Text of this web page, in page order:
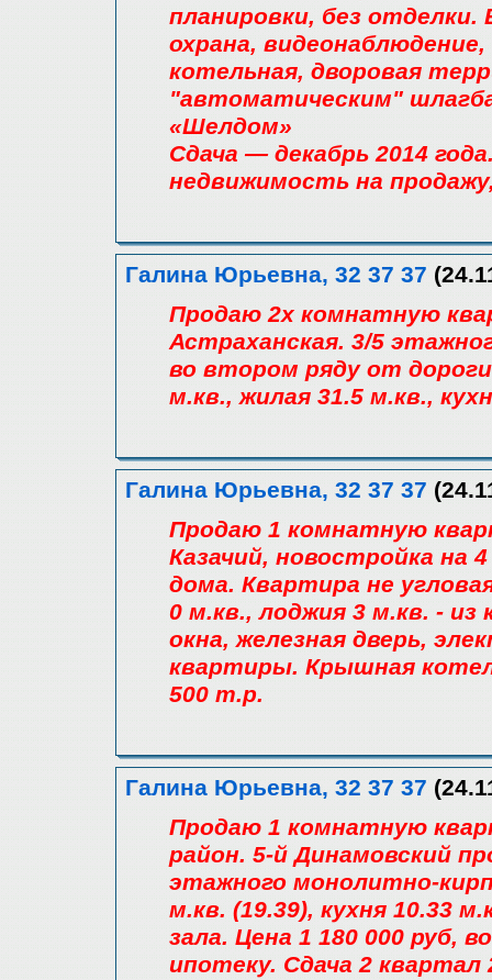
планировки, без отделки.
охрана,
котельная, дворовая
"автоматическим"
«Шелдом»
Сдача — декабрь 2014
недвижимость на
Галина Юрьевна, 32 37 37
Продаю 2х комнатную
Астраханская. 3/5
во втором ряду от
м.кв., жилая 31.5 м.кв.,
Галина Юрьевна, 32 37 37
Продаю 1 комнатную
Казачий, новостройка на
дома. Квартира не
0 м.кв., лоджия 3 м.кв. -
окна, железная дверь,
квартиры. Крышная
500 т.р.
Галина Юрьевна, 32 37 37
Продаю 1 комнатную
район. 5-й Динамовский
этажного монолитно-
м.кв. (19.39), кухня 10.33
зала. Цена 1 180 000 руб,
ипотеку. Сдача 2 квартал